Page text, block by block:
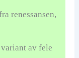
renessansen,
av fele